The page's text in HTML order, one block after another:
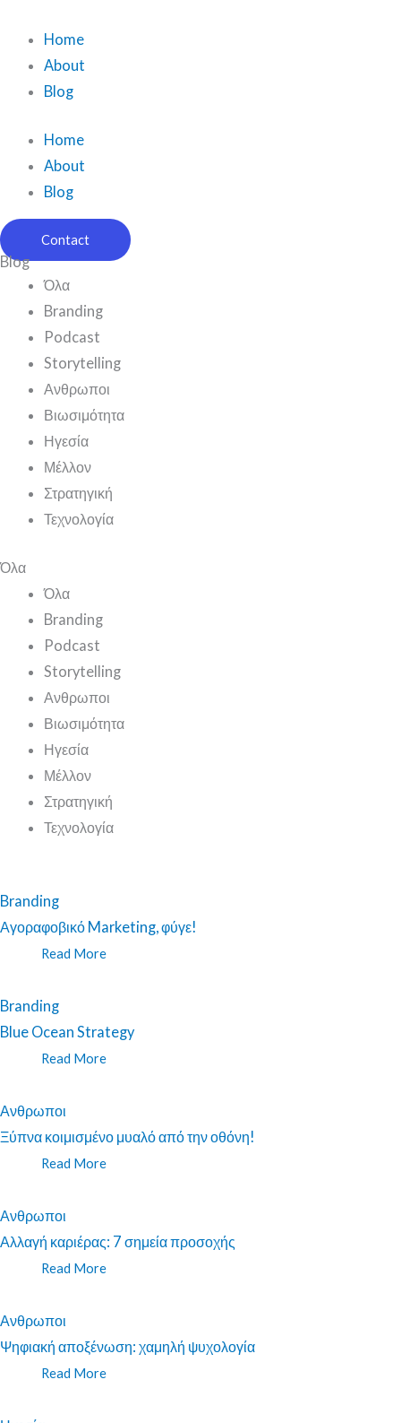
περιεχόμενο
Home
About
Blog
Home
About
Blog
Contact
Blog
Όλα
Branding
Podcast
Storytelling
Ανθρωποι
Βιωσιμότητα
Ηγεσία
Μέλλον
Στρατηγική
Τεχνολογία
Όλα
Όλα
Branding
Podcast
Storytelling
Ανθρωποι
Βιωσιμότητα
Ηγεσία
Μέλλον
Στρατηγική
Τεχνολογία
Branding
Αγοραφοβικό Marketing, φύγε!
Read More
Branding
Blue Ocean Strategy
Read More
Ανθρωποι
Ξύπνα κοιμισμένο μυαλό από την οθόνη!
Read More
Ανθρωποι
Αλλαγή καριέρας: 7 σημεία προσοχής
Read More
Ανθρωποι
Ψηφιακή αποξένωση: χαμηλή ψυχολογία
Read More